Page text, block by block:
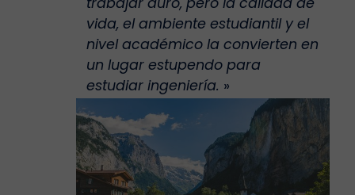
vida, el ambiente estudiantil y el
nivel académico la convierten en
un lugar estupendo para
estudiar ingeniería. »